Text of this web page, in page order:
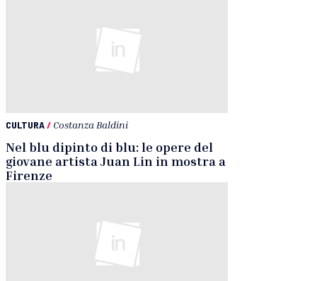
CULTURA/ Costanza Baldini
Nel blu dipinto di blu: le opere del
giovane artista Juan Lin in mostra a
Firenze